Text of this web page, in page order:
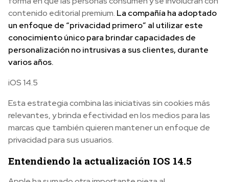
contenido editorial premium. La compañía ha adoptado
un enfoque de “privacidad primero” al utilizar este
conocimiento único para brindar capacidades de
personalización no intrusivas a sus clientes, durante
varios años.
iOS 14.5
Esta estrategia combina las iniciativas sin cookies más
relevantes, y brinda efectividad en los medios para las
marcas que también quieren mantener un enfoque de
privacidad para sus usuarios.
Entendiendo la actualización IOS 14.5